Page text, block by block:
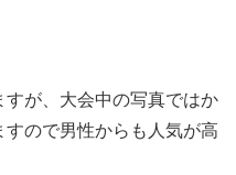
が、大会中の写真ではか
ので男性からも人気が高